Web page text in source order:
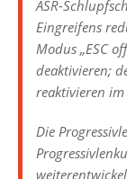
ASR-
Eingreifens
Modus „ESC
deaktivieren;
reaktivieren im
Die